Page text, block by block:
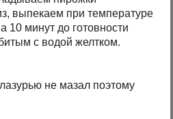
выпекаем при температуре
10 минут до готовности
с водой желтком.
не мазал поэтому